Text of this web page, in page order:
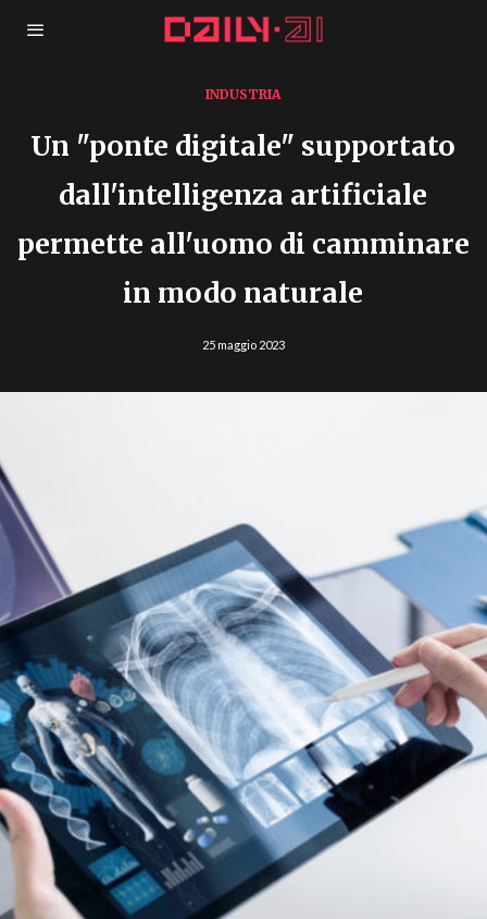
INDUSTRIA
Un "ponte digitale" supportato
dall'intelligenza artificiale
permette all'uomo di camminare
in modo naturale
25 maggio 2023